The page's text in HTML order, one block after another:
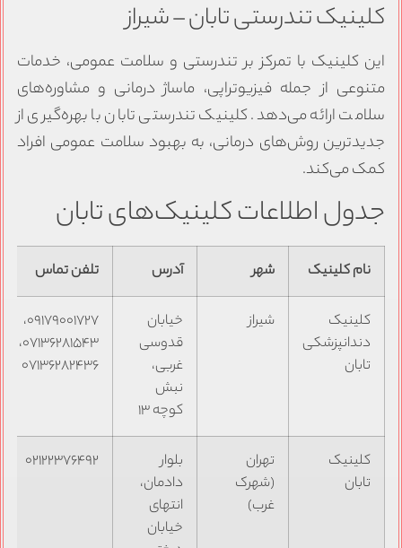
کلینیک تندرستی تابان – شیراز
این کلینیک با تمرکز بر تندرستی و سلامت عمومی، خدمات
متنوعی از جمله فیزیوتراپی، ماساژ درمانی و مشاوره‌های
سلامت ارائه می‌دهد. کلینیک تندرستی تابان با بهره‌گیری از
جدیدترین روش‌های درمانی، به بهبود سلامت عمومی افراد
کمک می‌کند.
جدول اطلاعات کلینیک‌های تابان
نام کلینیک شهر آدرس تلفن تماس
کلینیک
دندانپزشکی
تابان
شیراز
خیابان
قدوسی
غربی،
نبش
کوچه ۱۳
۰۹۱۷۹۰۰۱۷۲۷،
۰۷۱۳۶۲۸۱۵۴۳،
۰۷۱۳۶۲۸۲۴۳۶
کلینیک
تابان
تهران
(شهرک
غرب)
بلوار
دادمان،
انتهای
خیابان
۰۲۱۲۲۳۷۶۴۹۲